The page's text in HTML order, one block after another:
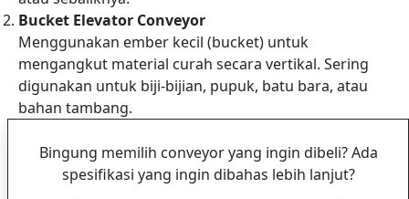
Bucket Elevator Conveyor
Menggunakan ember kecil (bucket) untuk
mengangkut material curah secara vertikal. Sering
digunakan untuk biji-bijian, pupuk, batu bara, atau
bahan tambang.
Bingung memilih conveyor yang ingin dibeli? Ada
spesifikasi yang ingin dibahas lebih lanjut?